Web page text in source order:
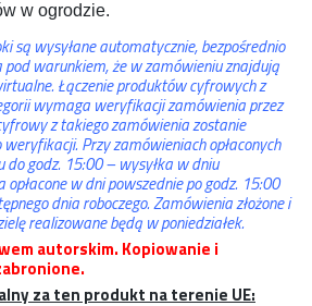
w ogrodzie.
są wysyłane automatycznie, bezpośrednio
pod warunkiem, że w zamówieniu znajdują
Łączenie produktów cyfrowych z
wymaga weryfikacji zamówienia przez
z takiego zamówienia zostanie
weryfikacji. Przy zamówieniach opłaconych
do godz. 15:00 – wysyłka w dniu
w dni powszednie po godz. 15:00
dnia roboczego. Zamówienia złożone i
realizowane będą w poniedziałek.
autorskim. Kopiowanie i
za ten produkt na terenie UE: